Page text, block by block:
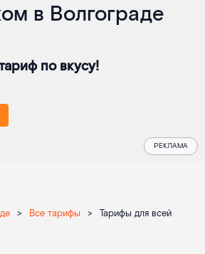
в Волгограде
по вкусу!
РЕКЛАМА
> Все тарифы >
Тарифы для всей